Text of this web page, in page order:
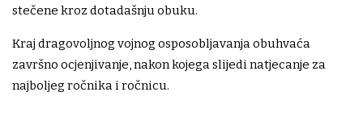
stečene kroz dotadašnju obuku.
Kraj dragovoljnog vojnog osposobljavanja obuhvaća
završno ocjenjivanje, nakon kojega slijedi natjecanje za
najboljeg ročnika i ročnicu.